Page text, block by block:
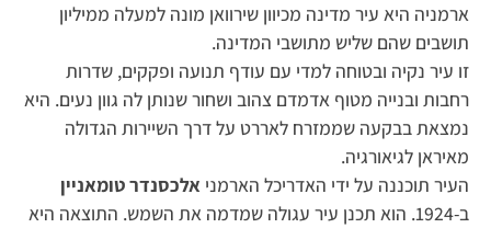
ארמניה היא עיר מדינה מכיוון שירוואן מונה למעלה ממיליון
תושבים שהם שליש מתושבי המדינה.
זו עיר נקיה ובטוחה למדי עם עודף תנועה ופקקים, שדרות
רחבות ובנייה מטוף אדמדם צהוב ושחור שנותן לה גוון נעים. היא
נמצאת בבקעה שממזרח לאררט על דרך השיירות הגדולה
מאיראן לגיאורגיה.
העיר תוכננה על ידי האדריכל הארמני אלכסנדר טומאניין
ב-1924. הוא תכנן עיר עגולה שמדמה את השמש. התוצאה היא